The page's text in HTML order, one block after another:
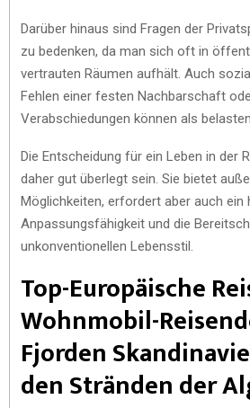
Darüber hinaus sind Fragen der
zu bedenken, da man sich oft in
vertrauten Räumen aufhält. Auch
Fehlen einer festen Nachbarschaft
Verabschiedungen können als
Die Entscheidung für ein Leben in der
daher gut überlegt sein. Sie bietet
Möglichkeiten, erfordert aber auch ein
Anpassungsfähigkeit und die
unkonventionellen Lebensstil.
Top-Europäische
Wohnmobil-
Fjorden
den Stränden der